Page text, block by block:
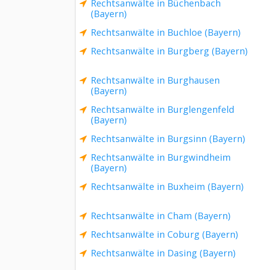
Rechtsanwälte in Büchenbach
(Bayern)
Rechtsanwälte in Buchloe (Bayern)
Rechtsanwälte in Burgberg (Bayern)
Rechtsanwälte in Burghausen
(Bayern)
Rechtsanwälte in Burglengenfeld
(Bayern)
Rechtsanwälte in Burgsinn (Bayern)
Rechtsanwälte in Burgwindheim
(Bayern)
Rechtsanwälte in Buxheim (Bayern)
Rechtsanwälte in Cham (Bayern)
Rechtsanwälte in Coburg (Bayern)
Rechtsanwälte in Dasing (Bayern)